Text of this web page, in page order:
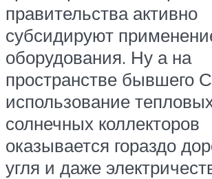
правительства активно
субсидируют
оборудования. Ну а на
пространстве бывшего
использование
солнечных коллекторов
оказывается гораздо
угля и даже